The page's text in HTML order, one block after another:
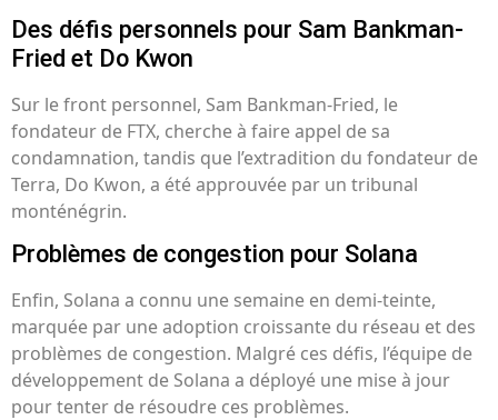
Des défis personnels pour Sam Bankman-
Fried et Do Kwon
Sur le front personnel, Sam Bankman-Fried, le
fondateur de FTX, cherche à faire appel de sa
condamnation, tandis que l’extradition du fondateur de
Terra, Do Kwon, a été approuvée par un tribunal
monténégrin.
Problèmes de congestion pour Solana
Enfin, Solana a connu une semaine en demi-teinte,
marquée par une adoption croissante du réseau et des
problèmes de congestion. Malgré ces défis, l’équipe de
développement de Solana a déployé une mise à jour
pour tenter de résoudre ces problèmes.